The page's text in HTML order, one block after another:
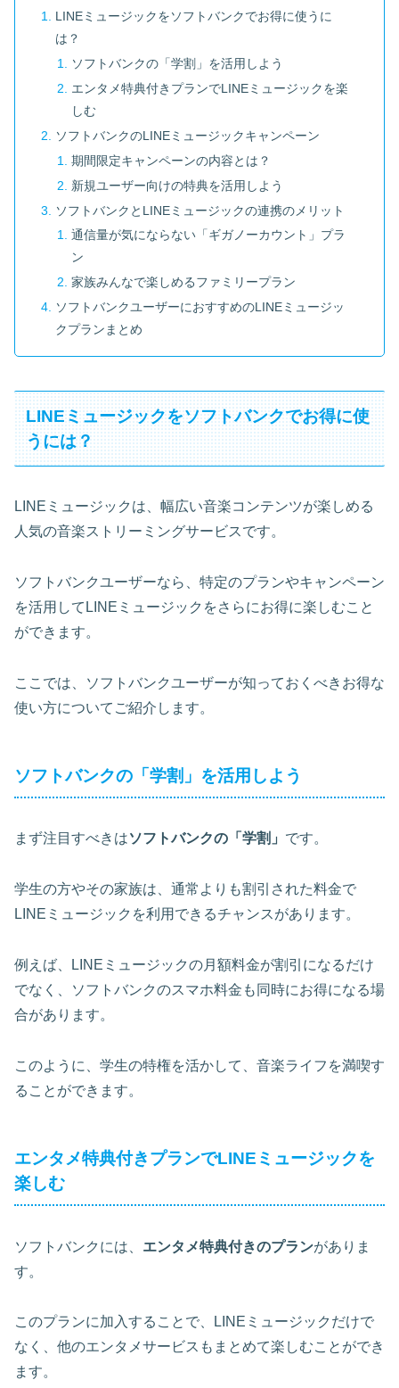
LINEミュージックをソフトバンクでお得に使うに
は？
ソフトバンクの「学割」を活用しよう
エンタメ特典付きプランでLINEミュージックを楽
しむ
ソフトバンクのLINEミュージックキャンペーン
期間限定キャンペーンの内容とは？
新規ユーザー向けの特典を活用しよう
ソフトバンクとLINEミュージックの連携のメリット
通信量が気にならない「ギガノーカウント」プラ
ン
家族みんなで楽しめるファミリープラン
ソフトバンクユーザーにおすすめのLINEミュージッ
クプランまとめ
LINEミュージックをソフトバンクでお得に使
うには？
LINEミュージックは、幅広い音楽コンテンツが楽しめる
人気の音楽ストリーミングサービスです。
ソフトバンクユーザーなら、特定のプランやキャンペーン
を活用してLINEミュージックをさらにお得に楽しむこと
ができます。
ここでは、ソフトバンクユーザーが知っておくべきお得な
使い方についてご紹介します。
ソフトバンクの「学割」を活用しよう
まず注目すべきはソフトバンクの「学割」 です。
学生の方やその家族は、通常よりも割引された料金で
LINEミュージックを利用できるチャンスがあります。
例えば、LINEミュージックの月額料金が割引になるだけ
でなく、ソフトバンクのスマホ料金も同時にお得になる場
合があります。
このように、 学生の特権を活かして、音楽ライフを満喫す
る ことができます。
エンタメ特典付きプランでLINEミュージックを
楽しむ
ソフトバンクには、 エンタメ特典付きのプランがありま
す。
このプランに加入することで、LINEミュージックだけで
なく、他のエンタメサービスもまとめて楽しむことができ
ます。